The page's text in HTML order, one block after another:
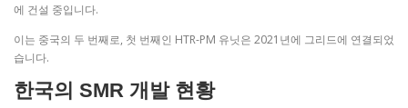
에 건설 중입니다.
이는 중국의 두 번째로, 첫 번째인 HTR-PM 유닛은 2021년에 그리드에 연결되었
습니다.
한국의 SMR 개발 현황